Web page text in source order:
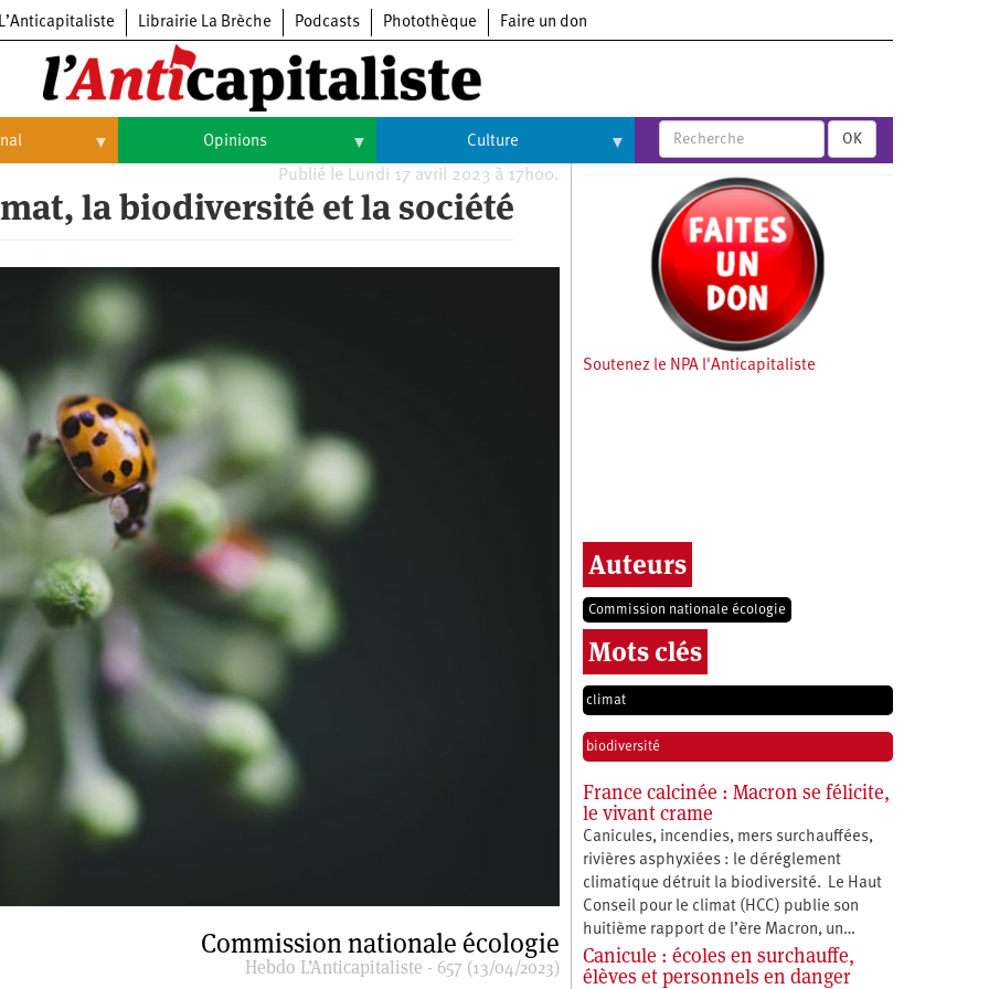
L’Anticapitaliste Librairie La Brèche Podcasts Photothèque Faire un don
Opinions Culture
Culture
OK
Publié le Lundi 17 avril 2023 à 17h00.
la biodiversité et la société
Commission nationale écologie
Hebdo L’Anticapitaliste - 657 (13/04/2023)
Soutenez le NPA l'Anticapitaliste
Auteurs
Commission nationale écologie
Mots clés
climat
biodiversité
France calcinée : Macron se félicite,
le vivant crame
Canicules, incendies, mers surchauffées,
rivières asphyxiées : le déréglement
climatique détruit la biodiversité. Le Haut
Conseil pour le climat (HCC) publie son
huitième rapport de l’ère Macron, un…
Canicule : écoles en surchauffe,
élèves et personnels en danger